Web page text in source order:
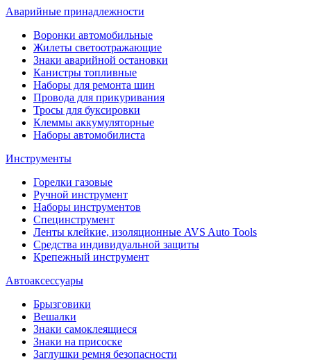
Аварийные принадлежности
Воронки автомобильные
Жилеты светоотражающие
Знаки аварийной остановки
Канистры топливные
Наборы для ремонта шин
Провода для прикуривания
Тросы для буксировки
Клеммы аккумуляторные
Наборы автомобилиста
Инструменты
Горелки газовые
Ручной инструмент
Наборы инструментов
Специнструмент
Ленты клейкие, изоляционные AVS Auto Tools
Средства индивидуальной защиты
Крепежный инструмент
Автоаксессуары
Брызговики
Вешалки
Знаки самоклеящиеся
Знаки на присоске
Заглушки ремня безопасности